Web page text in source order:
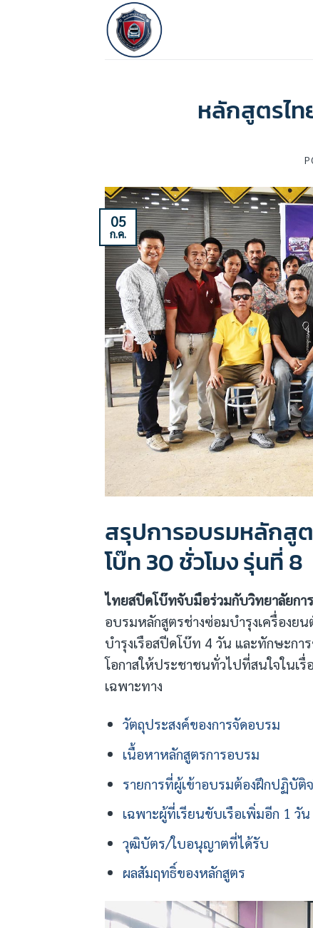
หลักสูตรไท
05
ก.ค.
สรุปการอบรมหลักสู
โบ๊ท 30 ชั่วโมง รุ่นที่ 8
ไทยสปีดโบ๊ทจับมือร่วมกับวิทยาลัยกา
อบรมหลักสูตรช่างซ่อมบำรุงเครื่องย
บำรุงเรือสปีดโบ๊ท 4 วัน และทักษะก
โอกาสให้ประชาชนทั่วไปที่สนใจในเ
เฉพาะทาง
วัตถุประสงค์ของการจัดอบรม
เนื้อหาหลักสูตรการอบรม
รายการที่ผู้เข้าอบรมต้องฝึกปฏิบัติ
เฉพาะผู้ที่เรียนขับเรือเพิ่มอีก 1 วัน
วุฒิบัตร/ใบอนุญาตที่ได้รับ
ผลสัมฤทธิ์ของหลักสูตร